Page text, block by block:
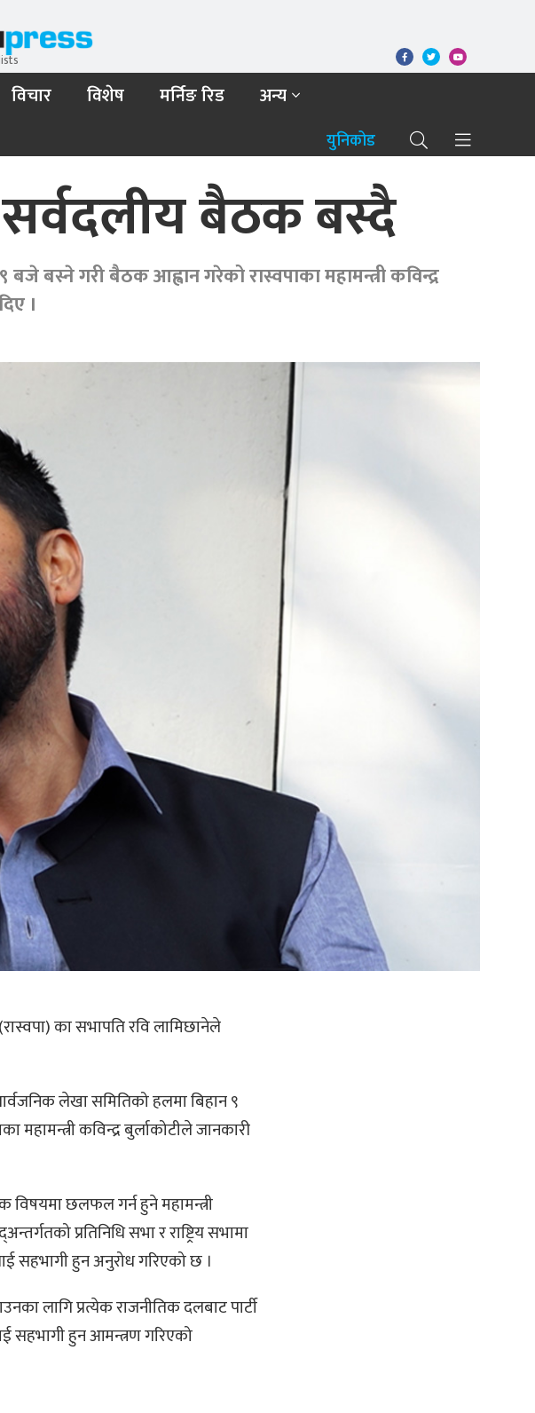
विचार विशेष मर्निङ रिड अन्य
युनिकोड
बैठक बस्दै
बस्ने गरी बैठक आह्वान गरेको रास्वपाका महामन्त्री कविन्द्र
।
(रास्वपा) का सभापति रवि लामिछानेले
लेखा समितिको हलमा बिहान ९
कविन्द्र बुर्लाकोटीले जानकारी
छलफल गर्न हुने महामन्त्री
प्रतिनिधि सभा र राष्ट्रिय सभामा
सहभागी हुन अनुरोध गरिएको छ ।
लागि प्रत्येक राजनीतिक दलबाट पार्टी
सहभागी हुन आमन्त्रण गरिएको